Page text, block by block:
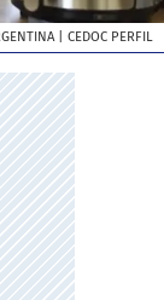
| CEDOC PERFIL